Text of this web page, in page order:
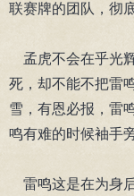
联赛牌的团队，彻
孟虎不会在乎光
死，却不能不把雷
雪，有恩必报，雷
鸣有难的时候袖手
雷鸣这是在为身